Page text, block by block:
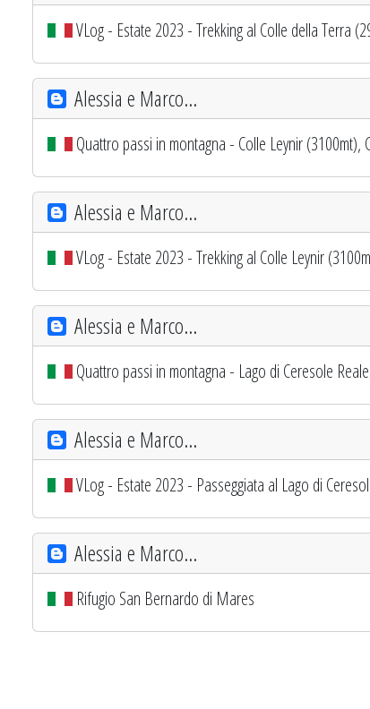
VLog - Estate 2023 - Trekking al Colle della Terra
Alessia e Marco...
Quattro passi in montagna - Colle Leynir
Alessia e Marco...
VLog - Estate 2023 - Trekking al Colle Leynir
Alessia e Marco...
Quattro passi in montagna - Lago di Ceresole
Alessia e Marco...
VLog - Estate 2023 - Passeggiata al Lago di
Alessia e Marco...
Rifugio San Bernardo di Mares